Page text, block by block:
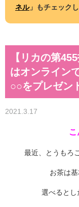
ネル」もチェック
【リカの第
はオンライン
○○をプレゼン
2021.3.17
こ
最近、とうもろ
お茶は
選べるとし